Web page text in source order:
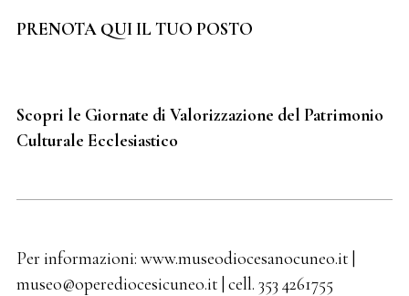
PRENOTA QUI IL TUO POSTO
Scopri le Giornate di Valorizzazione del Patrimonio
Culturale Ecclesiastico
Per informazioni: www.museodiocesanocuneo.it |
museo@operediocesicuneo.it | cell. 353 4261755